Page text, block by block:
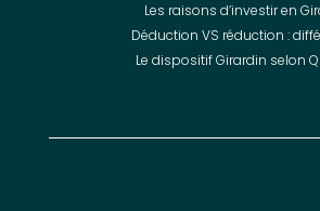
Les raisons d’investir en
Déduction VS réduction :
Le dispositif Girardin selon